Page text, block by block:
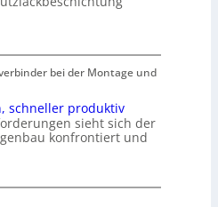
bei der Montage und
schneller produktiv
sieht sich der
konfrontiert und